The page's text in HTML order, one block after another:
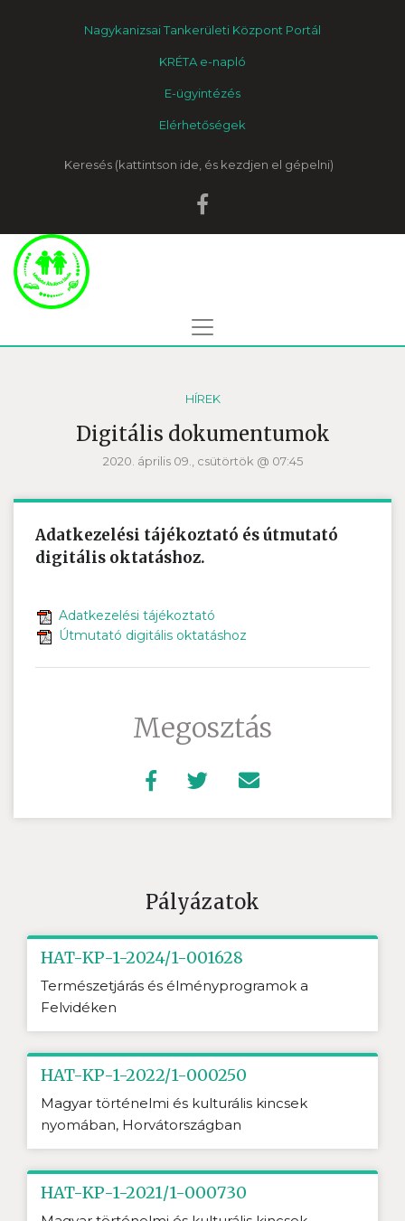
Nagykanizsai Tankerületi Központ Portál
KRÉTA e-napló
E-ügyintézés
Elérhetőségek
Keresés
HÍREK
Digitális dokumentumok
2020. április 09., csütörtök @ 07:45
Adatkezelési tájékoztató és útmutató
digitális oktatáshoz.
Adatkezelési tájékoztató
Útmutató digitális oktatáshoz
Megosztás
Pályázatok
HAT-KP-1-2024/1-001628
Természetjárás és élményprogramok a
Felvidéken
HAT-KP-1-2022/1-000250
Magyar történelmi és kulturális kincsek
nyomában, Horvátországban
HAT-KP-1-2021/1-000730